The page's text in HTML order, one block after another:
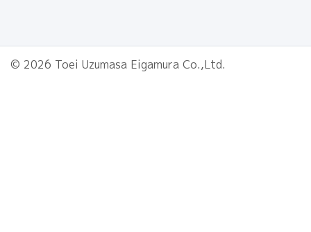
© 2026 Toei Uzumasa Eigamura Co.,Ltd.